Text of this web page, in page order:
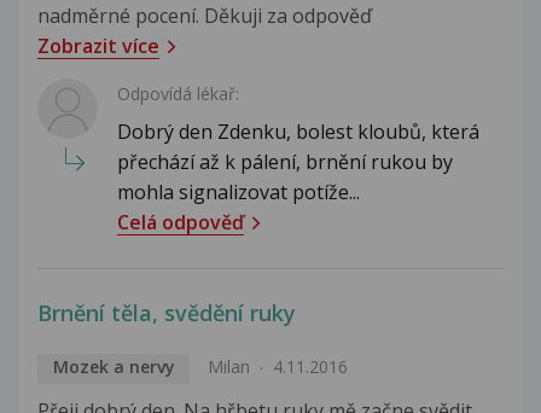
nadměrné pocení. Děkuji za odpověď
Zobrazit více
Odpovídá lékař:
Dobrý den Zdenku, bolest kloubů, která
přechází až k pálení, brnění rukou by
mohla signalizovat potíže...
Celá odpověď
Brnění těla, svědění ruky
Mozek a nervy Milan 4.11.2016